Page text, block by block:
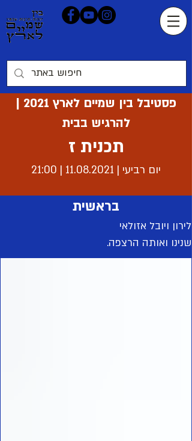
פסטיבל בין שמיים לארץ 2021 |
להרגיש בבית
תכנית ז
יום רביעי | 11.08.2021
| 21:00
בראשית
לירון ויובל אזולאי
שנינו ואותה הרצפה.